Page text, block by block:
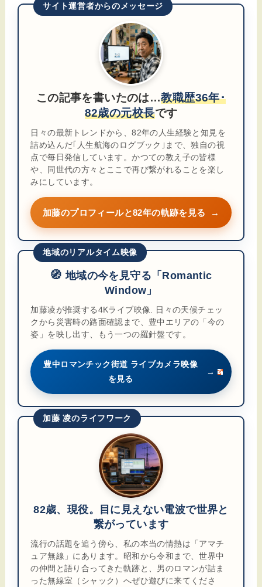
サイト運営者からのメッセージ
この記事を書いたのは…教職歴36年･
82歳の元校長です
日々の最新トレンドから、82年の人生経験と知見を
詰め込んだ｢人生航海のログブック｣まで、独自の視
点で毎日発信しています。かつての教え子の皆様
や、同世代の方々とここで再び繋がれることを楽し
みにしています。
加藤のプロフィールと82年の軌跡を見る →
地域のリアルタイム映像
🧭 地域の今を見守る「Romantic
Window」
加藤凌が推奨する4Kライブ映像. 日々の天候チェッ
クから災害時の路面確認まで、豊中エリアの「今の
姿」を映し出す、もう一つの羅針盤です。
豊中ロマンチック街道 ライブカメラ映像
を見る
→
加藤 凌のライフワーク
82歳、現役。目に見えない電波で世界と
繋がっています
流行の話題を追う傍ら、私の本当の情熱は「アマチ
ュア無線」にあります。昭和から令和まで、世界中
の仲間と語り合ってきた軌跡と、男のロマンが詰ま
った無線室（シャック）へぜひ遊びに来てくださ